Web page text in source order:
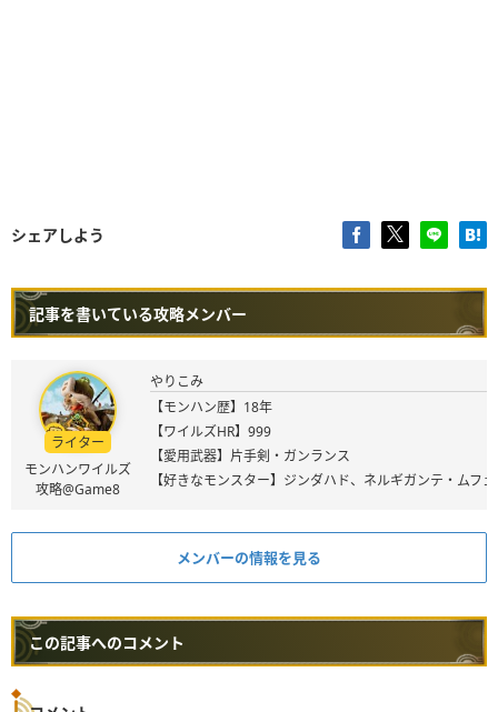
シェアしよう
記事を書いている攻略メンバー
ライター
モンハンワイルズ
攻略@Game8
やりこみ
【モンハン歴】18年
【ワイルズHR】999
【愛用武器】片手剣・ガンランス
【好きなモンスター】ジンダハド、ネルギガンテ・ムフ
メンバーの情報を見る
この記事へのコメント